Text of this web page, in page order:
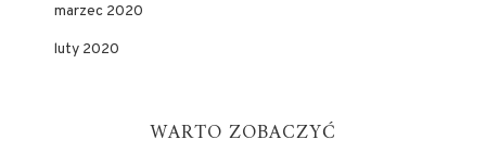
marzec 2020
luty 2020
WARTO ZOBACZYĆ